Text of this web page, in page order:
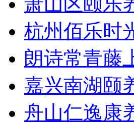
杭州佰乐时
朗诗常青藤
嘉兴南湖颐
舟山仁逸康